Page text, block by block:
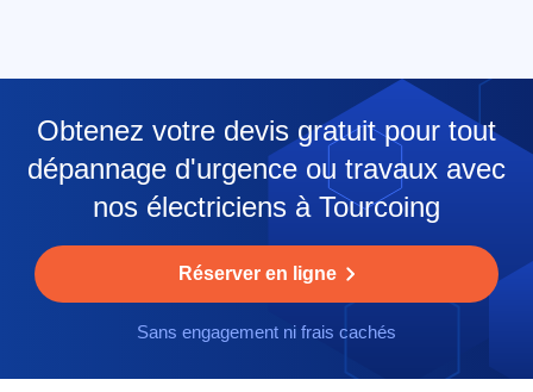
Obtenez votre devis gratuit pour tout
dépannage d'urgence ou travaux avec
nos électriciens à Tourcoing
Réserver en ligne
Sans engagement ni frais cachés